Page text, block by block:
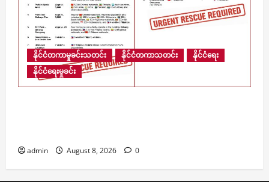
နိုင်ငံတကာမှုခင်းသတင်း နိုင်ငံတကာသတင်း
နိုင်ငံရေး
နိုင်ငံရေးမှုခင်း
admin August 8, 2026 0